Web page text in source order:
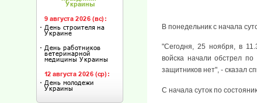
В понедельник с начала
"Сегодня, 25 ноября, в
войска начали обстрел
защитников нет", - сказал
С начала суток по